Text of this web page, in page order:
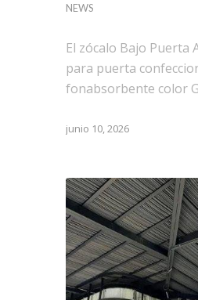
NEWS
El zócalo Bajo Puerta
para puerta
fonabsorbente color
junio 10, 2026